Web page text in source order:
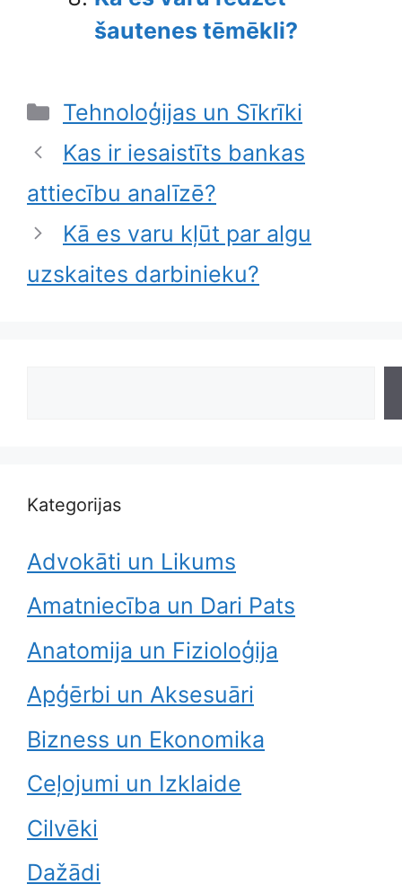
šautenes tēmēkli?
Categories
Tehnoloģijas un Sīkrīki
Kas ir iesaistīts bankas
attiecību analīzē?
Kā es varu kļūt par algu
uzskaites darbinieku?
Kategorijas
Advokāti un Likums
Amatniecība un Dari Pats
Anatomija un Fizioloģija
Apģērbi un Aksesuāri
Bizness un Ekonomika
Ceļojumi un Izklaide
Cilvēki
Dažādi